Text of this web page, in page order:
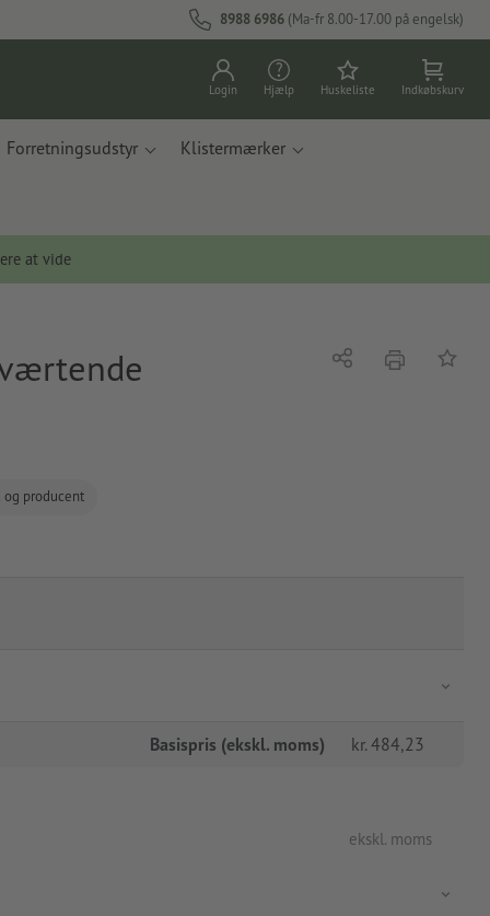
8988 6986 (Ma-fr 8.00-17.00 på engelsk)
Login Hjælp Huskeliste Indkøbskurv
Forretningsudstyr Klistermærker
at vide
og producent
Del tryk Tilføj
Basispris (ekskl. moms) kr. 484,23
ekskl. moms